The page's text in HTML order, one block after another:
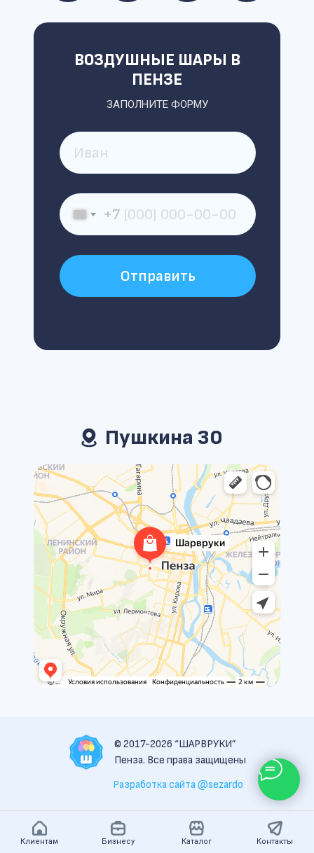
Клиентам Бизнесу Каталог Контакты
Пушкина 30
ЗАПОЛНИТЕ ФОРМУ
ВОЗДУШНЫЕ ШАРЫ В
ПЕНЗЕ
+7
Отправить
© 2017-2026 “ШАРВРУКИ”
Пенза. Все права защищены
Разработка сайта @sezardo